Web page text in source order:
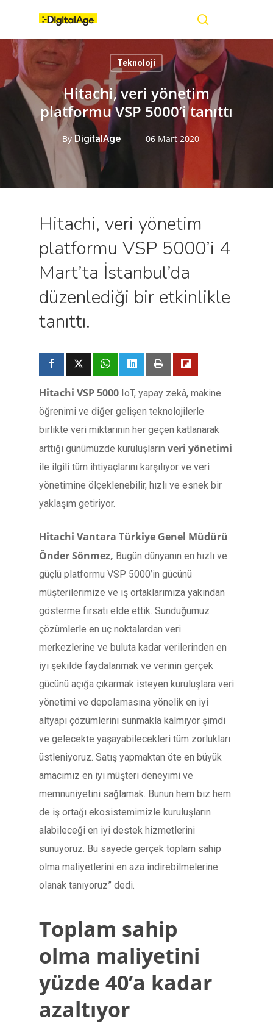
content
Teknoloji
Hitachi, veri yönetim
platformu VSP 5000’i tanıttı
By DigitalAge 06 Mart 2020
Hitachi, veri yönetim
platformu VSP 5000’i 4
Mart’ta İstanbul’da
düzenlediği bir etkinlikle
tanıttı.
Hitachi VSP 5000 IoT, yapay zekâ, makine
öğrenimi ve diğer gelişen teknolojilerle
birlikte veri miktarının her geçen katlanarak
arttığı günümüzde kuruluşların veri yönetimi
ile ilgili tüm ihtiyaçlarını karşılıyor ve veri
yönetimine ölçeklenebilir, hızlı ve esnek bir
yaklaşım getiriyor.
Hitachi Vantara Türkiye Genel Müdürü
Önder Sönmez, Bugün dünyanın en hızlı ve
güçlü platformu VSP 5000’in gücünü
müşterilerimize ve iş ortaklarımıza yakından
gösterme fırsatı elde ettik. Sunduğumuz
çözümlerle en uç noktalardan veri
merkezlerine ve buluta kadar verilerinden en
iyi şekilde faydalanmak ve verinin gerçek
gücünü açığa çıkarmak isteyen kuruluşlara veri
yönetimi ve depolamasına yönelik en iyi
altyapı çözümlerini sunmakla kalmıyor şimdi
ve gelecekte yaşayabilecekleri tüm zorlukları
üstleniyoruz. Satış yapmaktan öte en büyük
amacımız en iyi müşteri deneyimi ve
memnuniyetini sağlamak. Bunun hem biz hem
de iş ortağı ekosistemimizle kuruluşların
alabileceği en iyi destek hizmetlerini
sunuyoruz. Bu sayede gerçek toplam sahip
olma maliyetlerini en aza indirebilmelerine
olanak tanıyoruz” dedi.
Toplam sahip
olma maliyetini
yüzde 40’a kadar
azaltıyor